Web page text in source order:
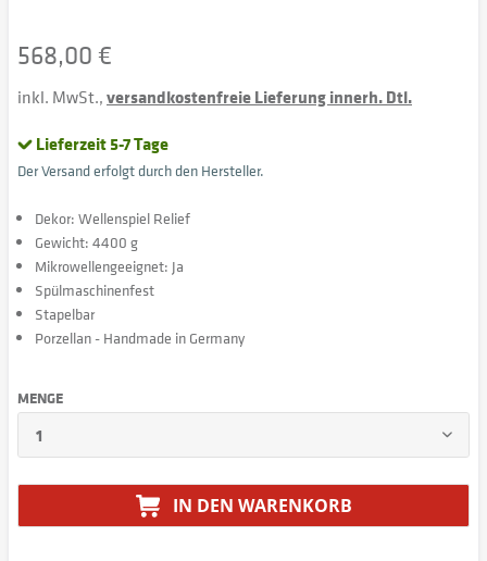
568,00 €
inkl. MwSt.,versandkostenfreie Lieferung innerh. Dtl.
Lieferzeit 5-7 Tage
Der Versand erfolgt durch den Hersteller.
Dekor: Wellenspiel Relief
Gewicht: 4400 g
Mikrowellengeeignet: Ja
Spülmaschinenfest
Stapelbar
Porzellan - Handmade in Germany
MENGE
IN DEN WARENKORB